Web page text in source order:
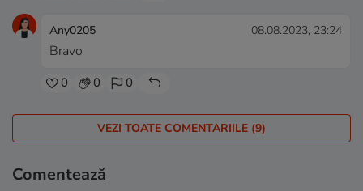
Any0205 08.08.2023, 23:24
Bravo
0 0 0
VEZI TOATE COMENTARIILE (9)
Comentează